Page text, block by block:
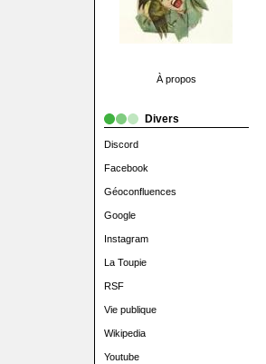
À propos
Divers
Discord
Facebook
Géoconfluences
Google
Instagram
La Toupie
RSF
Vie publique
Wikipedia
Youtube